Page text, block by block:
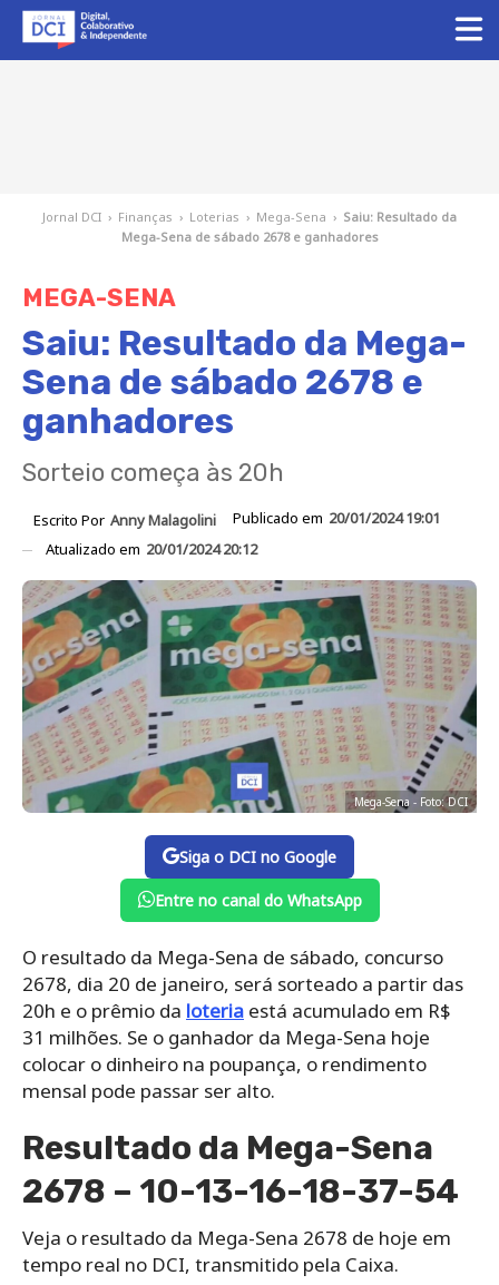
Jornal DCI › Finanças › Loterias › Mega-Sena › Saiu: Resultado da
Mega-Sena de sábado 2678 e ganhadores
MEGA-SENA
Saiu: Resultado da Mega-
Sena de sábado 2678 e
ganhadores
Sorteio começa às 20h
Escrito Por Anny Malagolini Publicado em 20/01/2024 19:01
Atualizado em 20/01/2024 20:12
Mega-Sena - Foto: DCI
Siga o DCI no Google
Entre no canal do WhatsApp
O resultado da Mega-Sena de sábado, concurso
2678, dia 20 de janeiro, será sorteado a partir das
20h e o prêmio da loteria está acumulado em R$
31 milhões. Se o ganhador da Mega-Sena hoje
colocar o dinheiro na poupança, o rendimento
mensal pode passar ser alto.
Resultado da Mega-Sena
2678 – 10-13-16-18-37-54
Veja o resultado da Mega-Sena 2678 de hoje em
tempo real no DCI, transmitido pela Caixa.